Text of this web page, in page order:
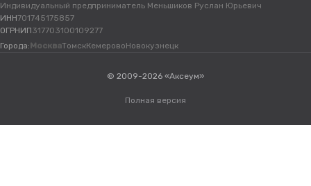
Индивидуальный предприниматель Меньшиков Руслан Юрьевич
ИНН701745175857
ОГРНИП317703100109277
Города: МоскваТомскКемеровоНовокузнецк
© 2009-2026 «Аксеум»
Полная версия